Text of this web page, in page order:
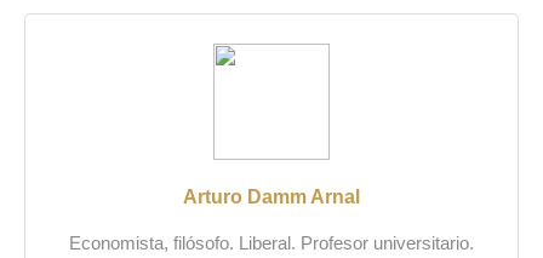
Arturo Damm Arnal
Economista, filósofo. Liberal. Profesor universitario.